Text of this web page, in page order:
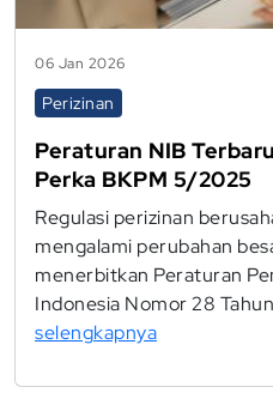
06 Jan 2026
Perizinan
Peraturan NIB
Perka BKPM 5/2025
Regulasi perizinan
mengalami perubahan
menerbitkan Peraturan
Indonesia Nomor 28
selengkapnya